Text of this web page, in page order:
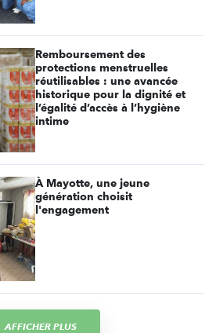
Remboursement des
protections menstruelles
réutilisables : une avancée
historique pour la dignité et
l’égalité d’accès à l’hygiène
intime
À Mayotte, une jeune
génération choisit
l'engagement
AFFICHER PLUS